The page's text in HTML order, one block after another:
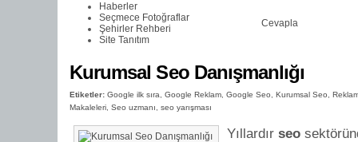
Haberler
Seçmece Fotoğraflar
Şehirler Rehberi
Site Tanıtım
Cevapla
Kurumsal Seo Danışmanlığı
Etiketler: Google ilk sıra Google Reklam Google Seo Kurumsal Seo
Makaleleri Seo uzmanı seo yarışması
Yıllardır seo